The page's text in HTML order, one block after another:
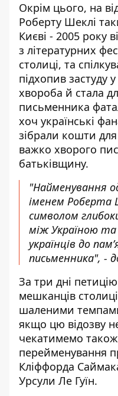
Окрім цього, на
Роберту Шеклі
Києві - 2005 року
з літературних
столиці, та
підхопив застуду
хвороба й стала
письменника
хоч українські
зібрали кошти
важко хворого
батьківщину.
"Найменування
іменем Роберта
символом
між Україною
українців до
письменника", -
За три дні
мешканців
шаленими
якщо цю відозву
чекатимемо
перейменування
Кліффорда
Урсули Ле Гуїн.